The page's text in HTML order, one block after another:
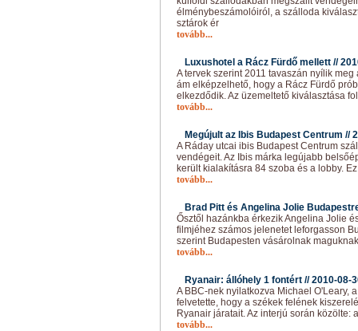
élménybeszámolóiról, a szálloda
sztárok ér
tovább...
Luxushotel a Rácz Fürdő mellett //
A tervek szerint 2011 tavaszán nyílik
ám elképzelhető, hogy a Rácz Fürdő
elkezdődik. Az üzemeltető kiválasztása
tovább...
Megújult az Ibis Budapest Centrum //
A Ráday utcai ibis Budapest Centrum
vendégeit. Az Ibis márka legújabb
került kialakításra 84 szoba és a lobby.
tovább...
Brad Pitt és Angelina Jolie
Ősztől hazánkba érkezik Angelina Jolie
filmjéhez számos jelenetet leforgasson
szerint Budapesten vásárolnak
tovább...
Ryanair: állóhely 1 fontért //2010-08-
A BBC-nek nyilatkozva Michael O'Leary,
felvetette, hogy a székek felének
Ryanair járatait. Az interjú során közölte:
tovább...